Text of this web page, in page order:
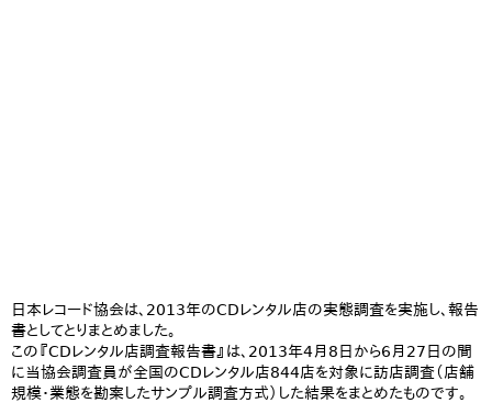
日本レコード協会は、2013年のCDレンタル店の実態調査を実施し、報告
書としてとりまとめました。
この『CDレンタル店調査報告書』は、2013年4月8日から6月27日の間
に当協会調査員が全国のCDレンタル店844店を対象に訪店調査（店舗
規模･業態を勘案したサンプル調査方式）した結果をまとめたものです。